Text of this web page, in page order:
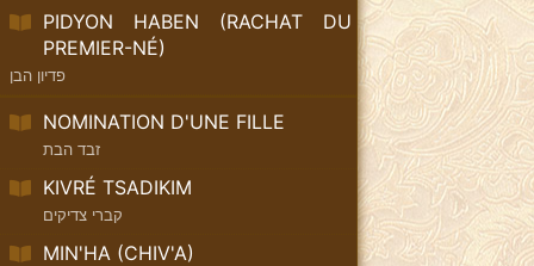
PIDYON HABEN (RACHAT DU
PREMIER-NÉ)
פדיון הבן
NOMINATION D'UNE FILLE
זבד הבת
KIVRÉ TSADIKIM
קברי צדיקים
MIN'HA (CHIV'A)